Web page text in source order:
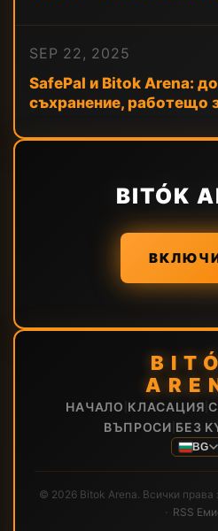
SEP 22, 2025
SafePal и Bitok Arena:
съхранение, работещо
BITÓK
НАЧАЛО КЛАСАЦИЯ |
ВЪПРОСИ БЕЗ
BG
© 2026 Bitok Arena. Всички права
· RSS